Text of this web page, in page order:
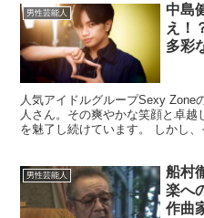
男性芸能人
中島
え！
多彩
人気アイドルグループSexy Zone
人さん。その爽やかな笑顔と卓
を魅了し続けています。 しかし
男性芸能人
船村
楽へ
作曲